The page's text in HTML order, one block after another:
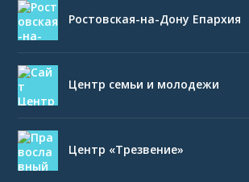
Ростовская-на-Дону Епархия
Центр семьи и молодежи
Центр «Трезвение»